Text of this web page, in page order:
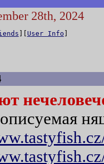
28th, 2024
][ User Info ]